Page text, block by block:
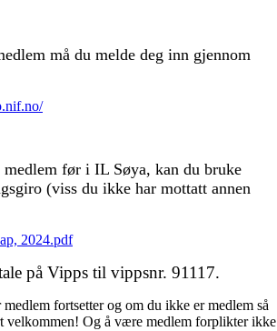
må du melde deg inn gjennom
før i IL Søya, kan du bruke
(viss du ikke har mottatt annen
2024.pdf
på Vipps til vippsnr. 91117.
fortsetter og om du ikke er medlem så
velkommen! Og å være medlem forplikter ikke